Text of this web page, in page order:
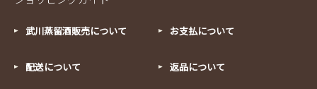
武川蒸留酒販売について お支払について
配送について 返品について